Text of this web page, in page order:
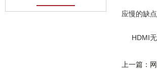
应慢的缺
HDMI无
上一篇：